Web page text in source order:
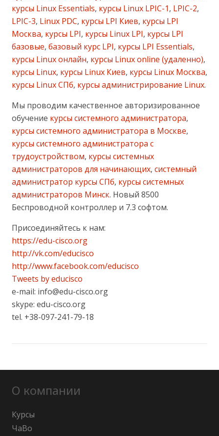
курсы Linux Essentials, курсы Linux LPIC-1, LPIC-2,
LPIC-3, Linux PDC, курсы LPI Киев, курсы LPI
Москва, курсы LPI, курсы Linux LPI, курсы LPI
базовые, базовый курс LPI, курсы LPI Essentials,
курсы Linux онлайн, курсы Linux online (удаленно),
курсы Linux, курсы Linux Киев, курсы Linux Москва,
курсы Linux СПб, курсы администрирование Linux.
Мы проводим качественное авторизированное
обучение курсы системного администратора,
курсы системного администратора в Москве,
курсы системного администратора с
трудоустройством, курсы системных
администраторов для начинающих, системный
администратор курсы СПб, курсы системных
администраторов Минск. Новый 8500
Беспроводной контроллер и 7.3 софтом.
Присоединяйтесь к нам:
https://edu-cisco.org
http://vk.com/educisco
http://www.facebook.com/educisco
Tweets by educisco
e-mail: info@edu-cisco.org
skype: edu-cisco.org
tel. +38-097-241-79-18
О компании
Курсы
ЧаВо